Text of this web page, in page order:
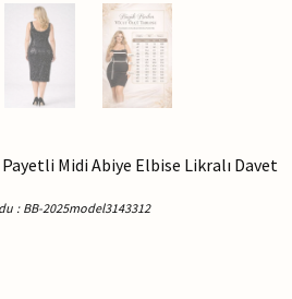
Midi Abiye Elbise Likralı Davet
: BB-2025model3143312